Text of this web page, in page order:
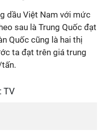
dầu Việt Nam với mức
sau là Trung Quốc đạt
Quốc cũng là hai thị
ta đạt trên giá trung